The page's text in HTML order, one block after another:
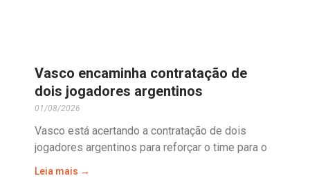
Vasco encaminha contratação de
dois jogadores argentinos
01/08/2026
Vasco está acertando a contratação de dois
jogadores argentinos para reforçar o time para o
Leia mais →